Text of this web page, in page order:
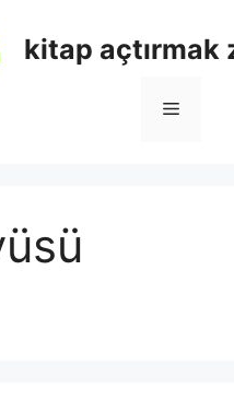
kitap açtırmak